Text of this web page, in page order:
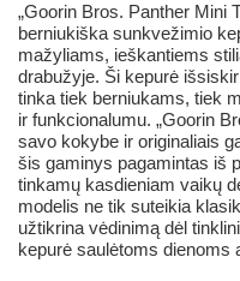
„Goorin Bros. Panther Mini
berniukiška sunkvežimio
mažyliams, ieškantiems
drabužyje. Ši kepurė
tinka tiek berniukams, tiek
ir funkcionalumu. „Goorin
savo kokybe ir originaliais
šis gaminys pagamintas iš
tinkamų kasdieniam vaikų
modelis ne tik suteikia
užtikrina vėdinimą dėl
kepurė saulėtoms dienoms